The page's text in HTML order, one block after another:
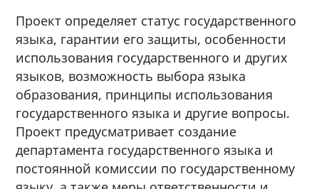
Проект определяет статус государственного
языка, гарантии его защиты, особенности
использования государственного и других
языков, возможность выбора языка
образования, принципы использования
государственного языка и другие вопросы.
Проект предусматривает создание
департамента государственного языка и
постоянной комиссии по государственному